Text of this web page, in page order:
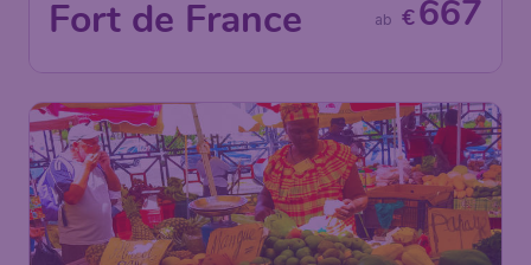
Fort de France €667
ab